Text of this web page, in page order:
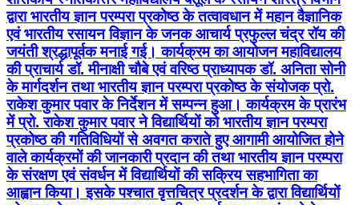
द्वारा भारतीय ज्ञान परम्परा प्रकोष्ठ के तत्वावधान में महान वैज्ञानिक
एवं भारतीय रसायन विज्ञान के जनक आचार्य प्रफुल्ल चंद्र रॉय की
जयंती श्रद्धापूर्वक मनाई गई। कार्यक्रम का आयोजन महाविद्यालय
की प्राचार्य डॉ. मीनाक्षी चौबे एवं वरिष्ठ प्राध्यापक डॉ. अनिता सोनी
के मार्गदर्शन तथा भारतीय ज्ञान परम्परा प्रकोष्ठ के संयोजक प्रो.
राकेश कुमार पवार के निर्देशन में सम्पन्न हुआ। कार्यक्रम के प्रारंभ
में प्रो. राकेश कुमार पवार ने विद्यार्थियों को भारतीय ज्ञान परम्परा
प्रकोष्ठ की गतिविधियों से अवगत कराते हुए आगामी आयोजित होने
वाले कार्यक्रमों की जानकारी प्रदान की तथा भारतीय ज्ञान परम्परा
के संरक्षण एवं संवर्धन में विद्यार्थियों की सक्रिय सहभागिता का
आह्वान किया। इसके पश्चात वृत्तचित्र प्रदर्शन के द्वारा विद्यार्थियों